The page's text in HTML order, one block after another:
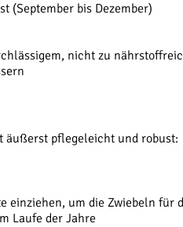
(September bis Dezember)
nicht zu
äußerst pflegeleicht und robust:
einziehen, um die Zwiebeln für
Laufe der Jahre